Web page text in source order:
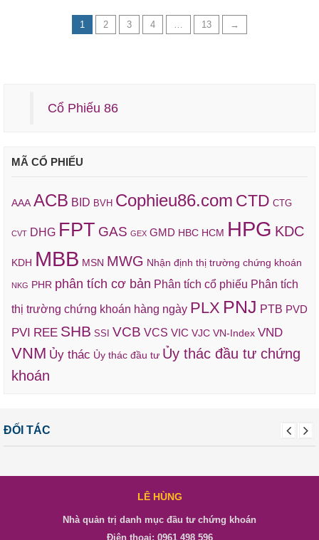
1 2 3 4 13 →
Cổ Phiếu 86
MÃ CỔ PHIẾU
AAA ACB BID BVH Cophieu86.com CTD CTG
CVT DHG FPT GAS GEX GMD HBC HCM HPG KDC
KDH MBB MSN MWG Nhận định thị trường chứng khoán
NKG PHR phân tích cơ bản Phân tích cổ phiếu Phân tích
thị trường chứng khoán hàng ngày PLX PNJ PTB PVD
PVI REE SHB SSI VCB VCS VIC VJC VN-Index VND
VNM Ủy thác Ủy thác đầu tư Ủy thác đầu tư chứng
khoán
ĐỐI TÁC
LÊ HÙNG
Nhà quản trị danh mục đầu tư chứng khoán
Điện thoại: 0961 498 596